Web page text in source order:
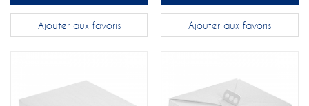
Ajouter aux favoris Ajouter aux favoris